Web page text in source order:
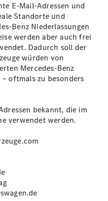
E‑Mail‑Adressen und
Standorte und
Niederlassungen
werden aber auch frei
Dadurch soll der
würden von
Mercedes-Benz
oftmals zu besonders
bekannt, die im
verwendet werden.